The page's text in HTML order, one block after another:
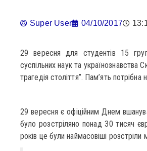
Super User 04/10/2017
29 вересня для студентів 15
суспільних наук та
трагедія століття”. Пам’ять
29 вересня є офіційним Днем
було розстріляно понад 30 тисяч
років це були наймасовіші розстріли